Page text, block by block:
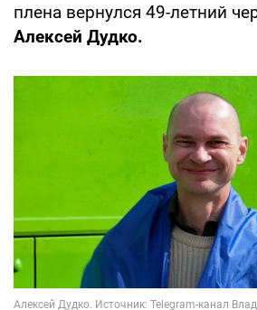
плена вернулся 49-летний
Алексей Дудко.